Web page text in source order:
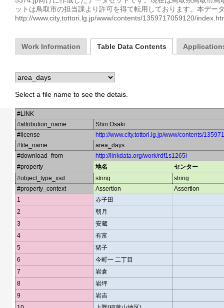
ットは鳥取市の担当課より許可を得て転用しております。本デー
http://www.city.tottori.lg.jp/www/contents/1359717059120/
Work Information Table Data Contents
Select a file name to see the detais.
#LINK
#attribution_name
Shin Osaki
#license
http://www.city.tottori.lg.jp/www/contents/
#file_name
area_days
#download_from
http://linkdata.org/work/rdf1s1265i
#property
地名
センター
#object_type_xsd
string
string
#property_context
Assertion
Assertion
1
赤子田
2
朝月
3
安蔵
4
有富
5
猪子
6
今町一 二丁目
7
岩倉
8
岩坪
9
岩吉